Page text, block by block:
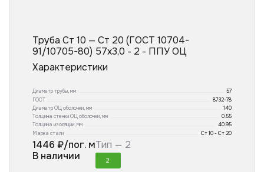
Труба Ст 10 — Ст 20 (ГОСТ 10704-
91/10705-80) 57x3,0 - 2 - ППУ ОЦ
Характеристики
Диаметр трубы, мм
57
ГОСТ
8732-78
Диаметр ОЦ оболочки, мм
140
Толщина стенки ОЦ оболочки, мм
0.55
Толщина изоляции, мм
40.95
Марка стали
Ст 10 - Ст 20
1446 ₽/пог. м
В наличии
Тип — 2
2